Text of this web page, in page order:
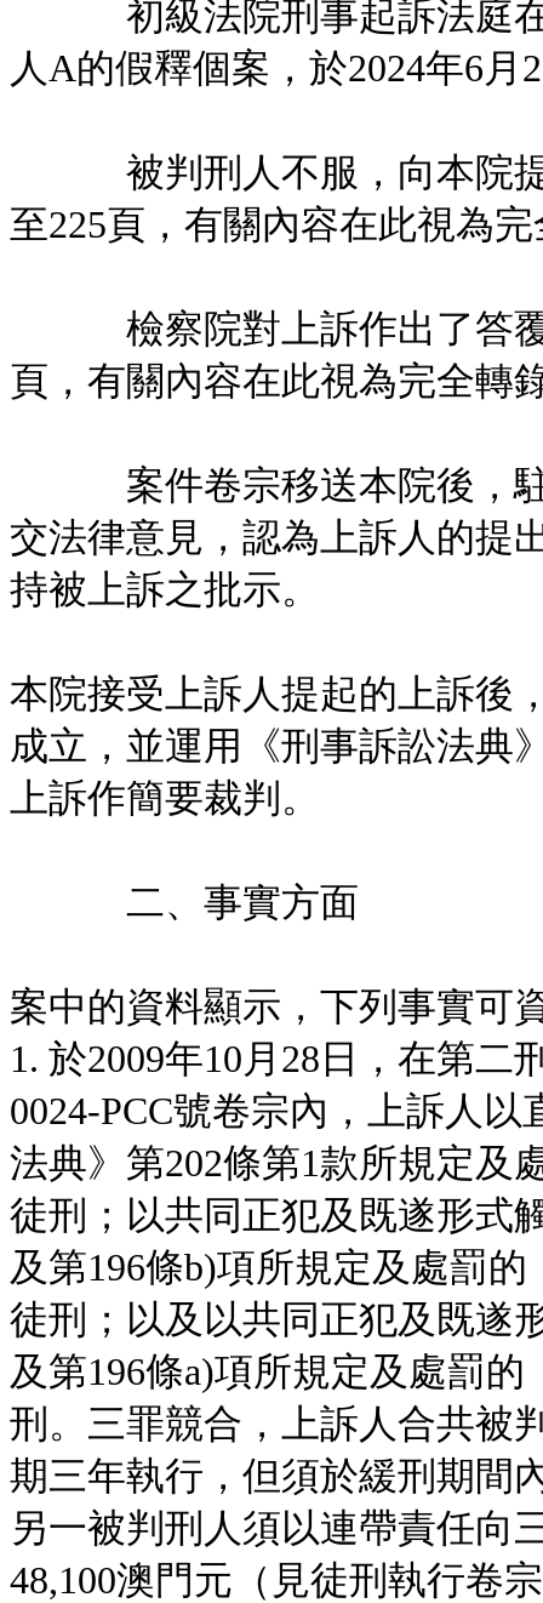
初級法院刑事起訴法庭在
人A的假釋個案，於2024年6
被判刑人不服，向本院提
至225頁，有關內容在此視為
檢察院對上訴作出了答覆
頁，有關內容在此視為完全轉
案件卷宗移送本院後，駐
交法律意見，認為上訴人的提
持被上訴之批示。
本院接受上訴人提起的上訴後
成立，並運用《刑事訴訟法典
上訴作簡要裁判。
二、事實方面
案中的資料顯示，下列事實可
1. 於2009年10月28日，在第二
0024-PCC號卷宗內，上訴人
法典》第202條第1款所規定及
徒刑；以共同正犯及既遂形式
及第196條b)項所規定及處罰
徒刑；以及以共同正犯及既遂
及第196條a)項所規定及處罰
刑。三罪競合，上訴人合共被
期三年執行，但須於緩刑期間
另一被判刑人須以連帶責任向
48,100澳門元（見徒刑執行卷